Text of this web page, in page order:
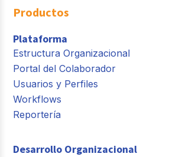
Productos
Plataforma
Estructura Organizacional
Portal del Colaborador
Usuarios y Perfiles
Workflows
Reportería
Desarrollo Organizacional